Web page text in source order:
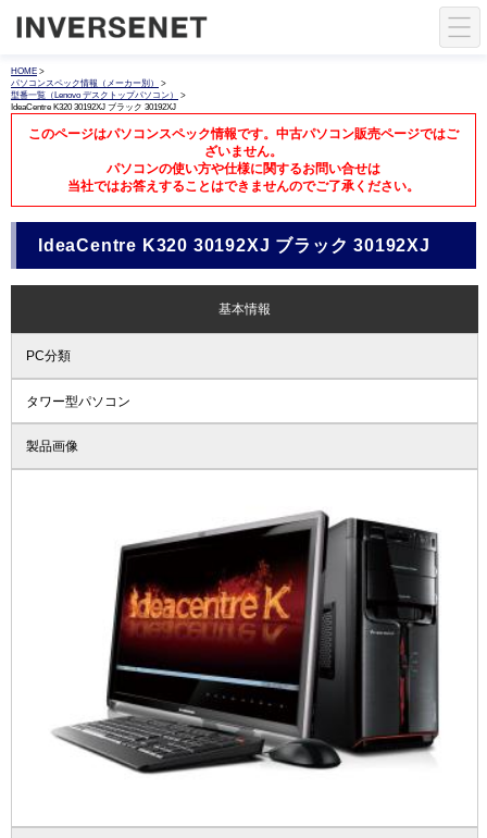
HOME >
パソコンスペック情報（メーカー別）
>
型番一覧（Lenovo デスクトップパソコン）
>
IdeaCentre K320 30192XJ ブラック 30192XJ
このページはパソコンスペック情報です。中古パソコン販売ページではご
ざいません。
パソコンの使い方や仕様に関するお問い合せは
当社ではお答えすることはできませんのでご了承ください。
IdeaCentre K320 30192XJ ブラック 30192XJ
基本情報
PC分類
タワー型パソコン
製品画像